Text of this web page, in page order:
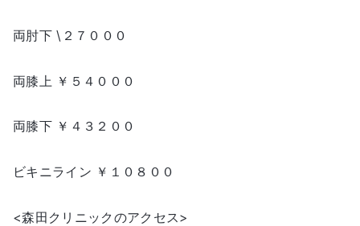
両肘下 \２７０００
両膝上 ￥５４０００
両膝下 ￥４３２００
ビキニライン ￥１０８００
<森田クリニックのアクセス>